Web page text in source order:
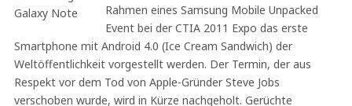
Rahmen eines Samsung Mobile Unpacked
Event bei der CTIA 2011 Expo das erste
Smartphone mit Android 4.0 (Ice Cream Sandwich) der
Weltöffentlichkeit vorgestellt werden. Der Termin, der aus
Respekt vor dem Tod von Apple-Gründer Steve Jobs
verschoben wurde, wird in Kürze nachgeholt. Gerüchte